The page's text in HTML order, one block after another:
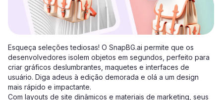
Esqueça seleções tediosas! O SnapBG.ai permite que os
desenvolvedores isolem objetos em segundos, perfeito para
criar gráficos deslumbrantes, maquetes e interfaces de
usuário. Diga adeus à edição demorada e olá a um design
mais rápido e impactante.
Com layouts de site dinâmicos e materiais de marketing, seus